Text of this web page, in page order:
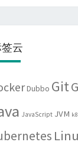
云
Dubbo Git
JavaScript JVM